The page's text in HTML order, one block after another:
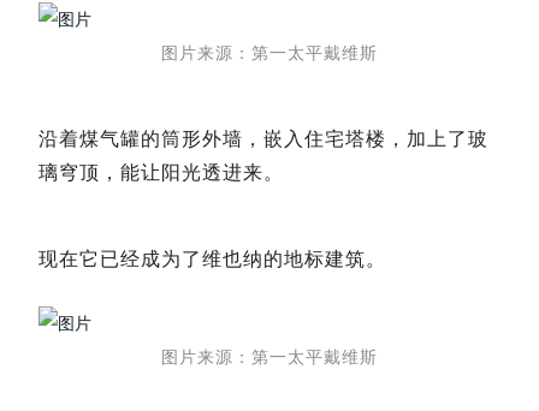
图片来源：第一太平戴维斯
沿着煤气罐的筒形外墙，嵌入住宅塔楼，加上了玻
璃穹顶，能让阳光透进来。
现在它已经成为了维也纳的地标建筑。
图片来源：第一太平戴维斯